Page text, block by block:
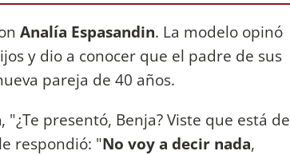
Analía Espasandin. La modelo opinó
y dio a conocer que el padre de sus
pareja de 40 años.
, "¿Te presentó, Benja? Viste que está de
respondió: "No voy a decir nada,